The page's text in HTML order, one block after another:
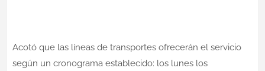
Acotó que las líneas de transportes ofrecerán el servicio
según un cronograma establecido: los lunes los